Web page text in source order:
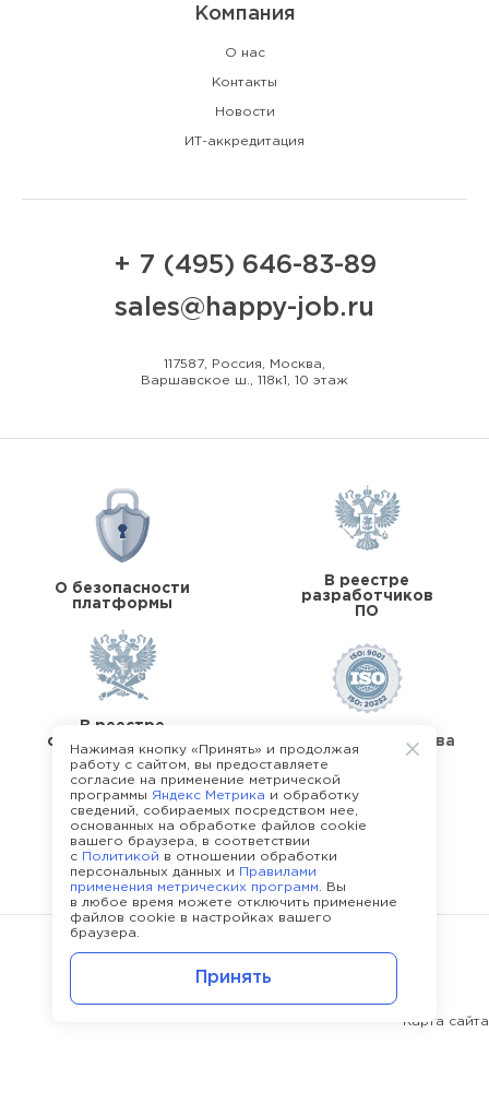
Компания
О нас
Контакты
Новости
ИТ-аккредитация
+ 7 (495) 646-83-89
sales@happy-job.ru
117587, Россия, Москва,
Варшавское ш., 118к1, 10 этаж
О безопасности
платформы
В реестре
разработчиков
ПО
В реестре
операторов перс.
данных
Стандарты качества
О команде Happy Job
©2013 - 2026.
Политика конфиденциальности
Карта сайта
Нажимая кнопку «Принять» и продолжая
работу с сайтом, вы предоставляете
согласие на применение метрической
программы Яндекс Метрика и обработку
сведений, собираемых посредством нее,
основанных на обработке файлов cookie
вашего браузера, в соответствии
с Политикой в отношении обработки
персональных данных и
Правилами
применения метрических программ . Вы
в любое время можете отключить применение
файлов cookie в настройках вашего
браузера.
Принять